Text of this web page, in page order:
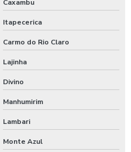
pix
Caxambu
Itapecerica
Carmo do Rio Claro
Lajinha
Divino
Manhumirim
Lambari
Monte Azul